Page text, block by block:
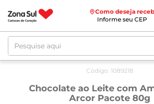
Como deseja
Informe seu CEP
Pesquise aqui
Código: 1089218
Chocolate ao Leite com
Arcor Pacote 80g